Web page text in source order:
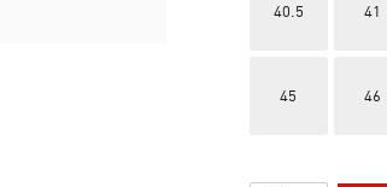
40.5 41
45 46